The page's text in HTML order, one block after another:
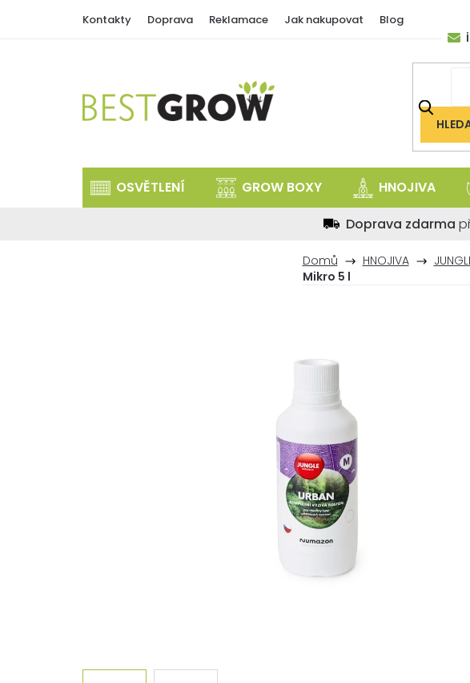
Kontakty Doprava Reklamace Jak nakupovat Blog
OSVĚTLENÍ GROW BOXY HNOJIVA
Doprava zdarma
Domů HNOJIVA
Mikro 5 l